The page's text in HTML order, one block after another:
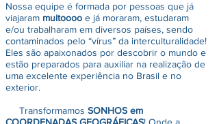
Nossa equipe é formada por pessoas que já
viajaram muitoooo e já moraram, estudaram
e/ou trabalharam em diversos países, sendo
contaminados pelo “vírus” da interculturalidade!
Eles são apaixonados por descobrir o mundo e
estão preparados para auxiliar na realização de
uma excelente experiência no Brasil e no
exterior.
Transformamos SONHOS em